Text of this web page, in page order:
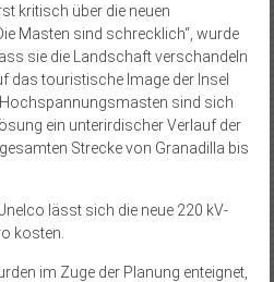
kritisch über die neuen
Masten sind schrecklich“, wurde
sie die Landschaft verschandeln
das touristische Image der Insel
Hochspannungsmasten sind sich
ein unterirdischer Verlauf der
Strecke von Granadilla bis
lässt sich die neue 220 kV-
kosten.
im Zuge der Planung enteignet,